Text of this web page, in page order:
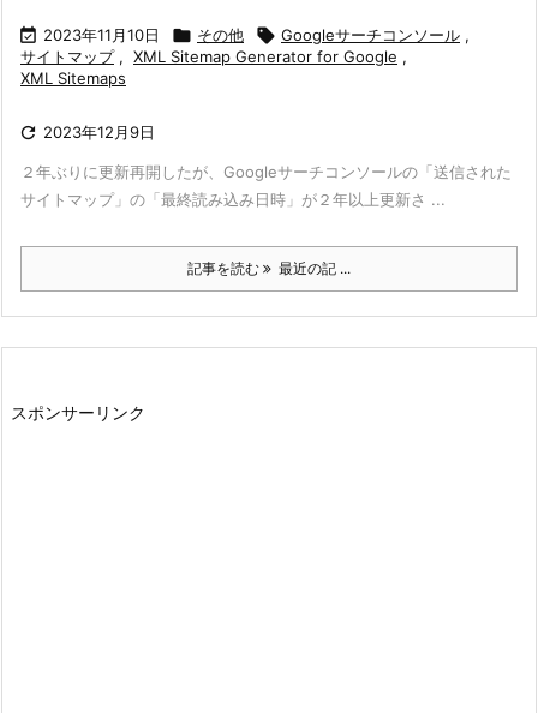
 2023年11月10日  その他  Googleサーチコンソール ,
サイトマップ , XML Sitemap Generator for Google ,
XML Sitemaps
 2023年12月9日
２年ぶりに更新再開したが、Googleサーチコンソールの「送信された
サイトマップ」の「最終読み込み日時」が２年以上更新さ ...
記事を読む 最近の記 ...
スポンサーリンク